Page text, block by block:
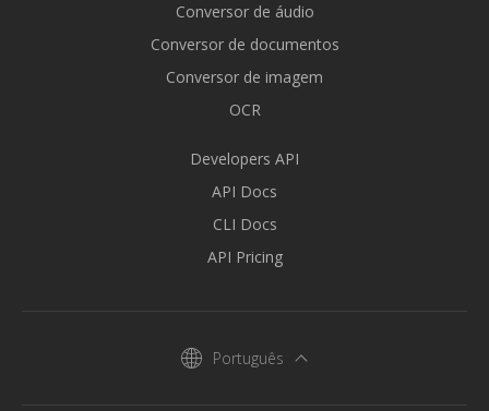
Conversor de áudio
Conversor de documentos
Conversor de imagem
OCR
Developers API
API Docs
CLI Docs
API Pricing
Português